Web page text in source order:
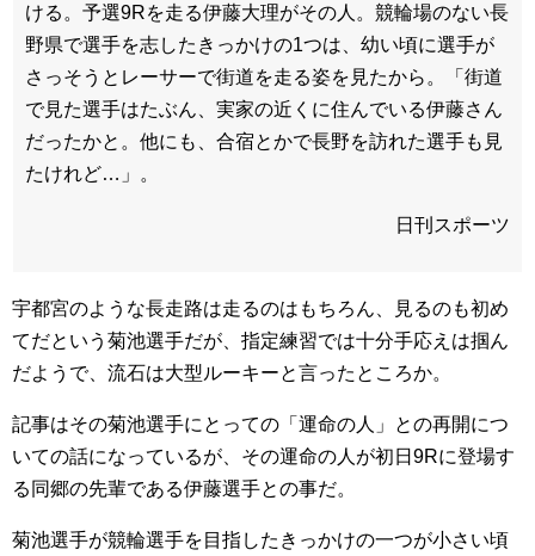
ける。予選9Rを走る伊藤大理がその人。競輪場のない長
野県で選手を志したきっかけの1つは、幼い頃に選手が
さっそうとレーサーで街道を走る姿を見たから。「街道
で見た選手はたぶん、実家の近くに住んでいる伊藤さん
だったかと。他にも、合宿とかで長野を訪れた選手も見
たけれど…」。
日刊スポーツ
宇都宮のような長走路は走るのはもちろん、見るのも初め
てだという菊池選手だが、指定練習では十分手応えは掴ん
だようで、流石は大型ルーキーと言ったところか。
記事はその菊池選手にとっての「運命の人」との再開につ
いての話になっているが、その運命の人が初日9Rに登場す
る同郷の先輩である伊藤選手との事だ。
菊池選手が競輪選手を目指したきっかけの一つが小さい頃